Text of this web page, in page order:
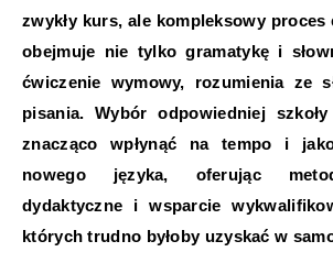
zwykły kurs, ale kompleksowy
obejmuje nie tylko gramatykę i
ćwiczenie wymowy, rozumienia ze
pisania. Wybór odpowiedniej
znacząco wpłynąć na tempo i
nowego języka, oferując
dydaktyczne i wsparcie
których trudno byłoby uzyskać w